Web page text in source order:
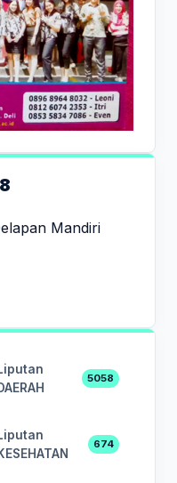
Mandiri
5058
674